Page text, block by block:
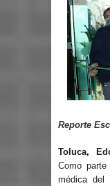
Reporte
Toluca,
Como
médica del